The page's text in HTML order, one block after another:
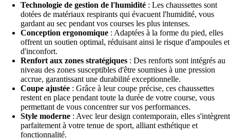
Technologie de gestion de l'humidité : Les chaussettes sont
dotées de matériaux respirants qui évacuent l'humidité, vous
gardant au sec pendant vos courses les plus intenses.
Conception ergonomique : Adaptées à la forme du pied, elles
offrent un soutien optimal, réduisant ainsi le risque d'ampoules et
d'inconfort.
Renfort aux zones stratégiques : Des renforts sont intégrés au
niveau des zones susceptibles d'être soumises à une pression
accrue, garantissant une durabilité exceptionnelle.
Coupe ajustée : Grâce à leur coupe précise, ces chaussettes
restent en place pendant toute la durée de votre course, vous
permettant de vous concentrer sur vos performances.
Style moderne : Avec leur design contemporain, elles s'intègrent
parfaitement à votre tenue de sport, alliant esthétique et
fonctionnalité.